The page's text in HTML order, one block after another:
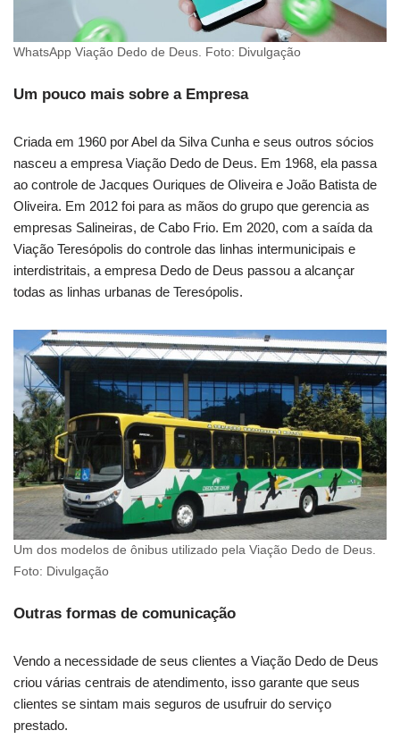
WhatsApp Viação Dedo de Deus. Foto: Divulgação
Um pouco mais sobre a Empresa
Criada em 1960 por Abel da Silva Cunha e seus outros sócios
nasceu a empresa Viação Dedo de Deus. Em 1968, ela passa
ao controle de Jacques Ouriques de Oliveira e João Batista de
Oliveira. Em 2012 foi para as mãos do grupo que gerencia as
empresas Salineiras, de Cabo Frio. Em 2020, com a saída da
Viação Teresópolis do controle das linhas intermunicipais e
interdistritais, a empresa Dedo de Deus passou a alcançar
todas as linhas urbanas de Teresópolis.
Um dos modelos de ônibus utilizado pela Viação Dedo de Deus.
Foto: Divulgação
Outras formas de comunicação
Vendo a necessidade de seus clientes a Viação Dedo de Deus
criou várias centrais de atendimento, isso garante que seus
clientes se sintam mais seguros de usufruir do serviço
prestado.